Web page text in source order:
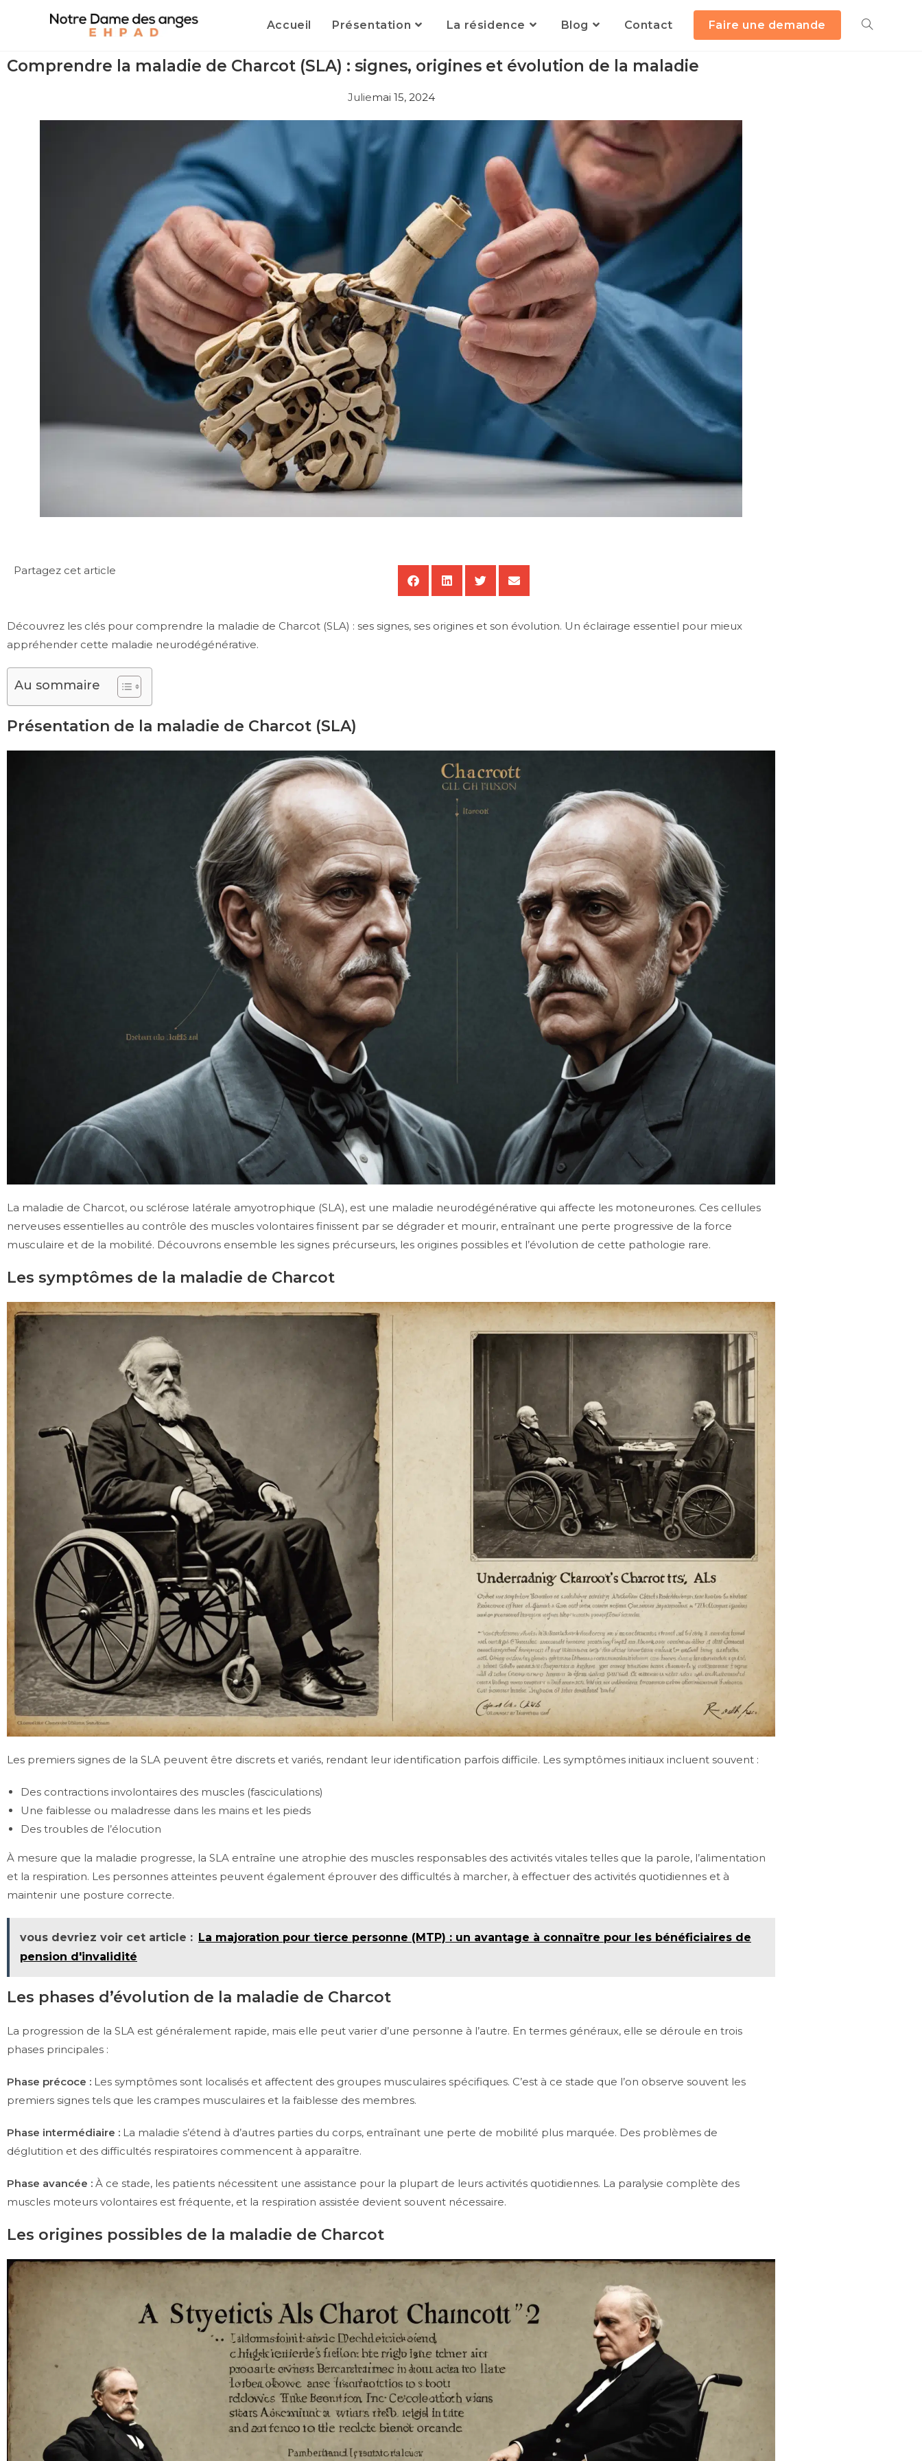
Accueil Présentation La résidence Blog Contact Faire une demande
Comprendre la maladie de Charcot (SLA) : signes, origines et évolution de la maladie
Juliemai 15, 2024
Partagez cet article
Découvrez les clés pour comprendre la maladie de Charcot (SLA) : ses signes, ses origines et son évolution. Un éclairage essentiel pour mieux
appréhender cette maladie neurodégénérative.
Au sommaire
Présentation de la maladie de Charcot (SLA)
La maladie de Charcot, ou sclérose latérale amyotrophique (SLA), est une maladie neurodégénérative qui affecte les motoneurones. Ces cellules
nerveuses essentielles au contrôle des muscles volontaires finissent par se dégrader et mourir, entraînant une perte progressive de la force
musculaire et de la mobilité. Découvrons ensemble les signes précurseurs, les origines possibles et l’évolution de cette pathologie rare.
Les symptômes de la maladie de Charcot
Les premiers signes de la SLA peuvent être discrets et variés, rendant leur identification parfois difficile. Les symptômes initiaux incluent souvent :
Des contractions involontaires des muscles (fasciculations)
Une faiblesse ou maladresse dans les mains et les pieds
Des troubles de l’élocution
À mesure que la maladie progresse, la SLA entraîne une atrophie des muscles responsables des activités vitales telles que la parole, l’alimentation
et la respiration. Les personnes atteintes peuvent également éprouver des difficultés à marcher, à effectuer des activités quotidiennes et à
maintenir une posture correcte.
vous devriez voir cet article : La majoration pour tierce personne (MTP) : un avantage à connaître pour les bénéficiaires de
pension d'invalidité
Les phases d’évolution de la maladie de Charcot
La progression de la SLA est généralement rapide, mais elle peut varier d’une personne à l’autre. En termes généraux, elle se déroule en trois
phases principales :
Phase précoce : Les symptômes sont localisés et affectent des groupes musculaires spécifiques. C’est à ce stade que l’on observe souvent les
premiers signes tels que les crampes musculaires et la faiblesse des membres.
Phase intermédiaire : La maladie s’étend à d’autres parties du corps, entraînant une perte de mobilité plus marquée. Des problèmes de
déglutition et des difficultés respiratoires commencent à apparaître.
Phase avancée : À ce stade, les patients nécessitent une assistance pour la plupart de leurs activités quotidiennes. La paralysie complète des
muscles moteurs volontaires est fréquente, et la respiration assistée devient souvent nécessaire.
Les origines possibles de la maladie de Charcot